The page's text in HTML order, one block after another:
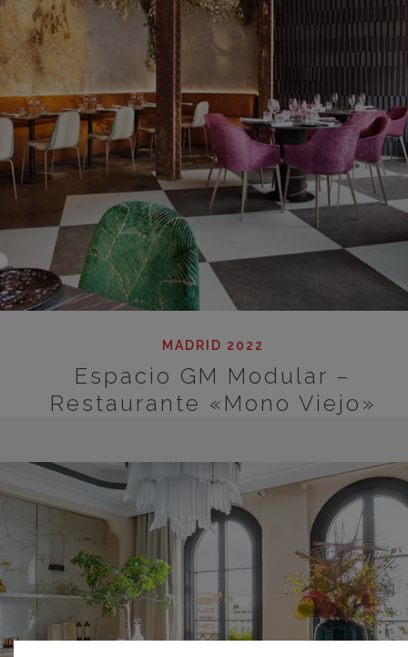
MADRID 2022
Espacio GM Modular –
Restaurante «Mono Viejo»